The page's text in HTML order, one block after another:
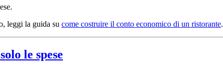
leggi la guida su come costruire il conto economico di un ristorante.
le spese